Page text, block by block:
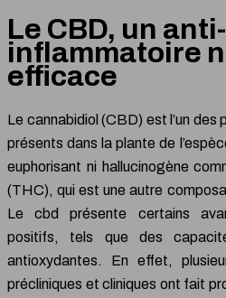
Le CBD, un anti-
inflammatoire
efficace
Le cannabidiol (CBD) est l’un des
présents dans la plante de
euphorisant ni hallucinogène
(THC), qui est une autre
Le cbd présente certains
positifs, tels que des
antioxydantes. En effet,
précliniques et cliniques ont fait